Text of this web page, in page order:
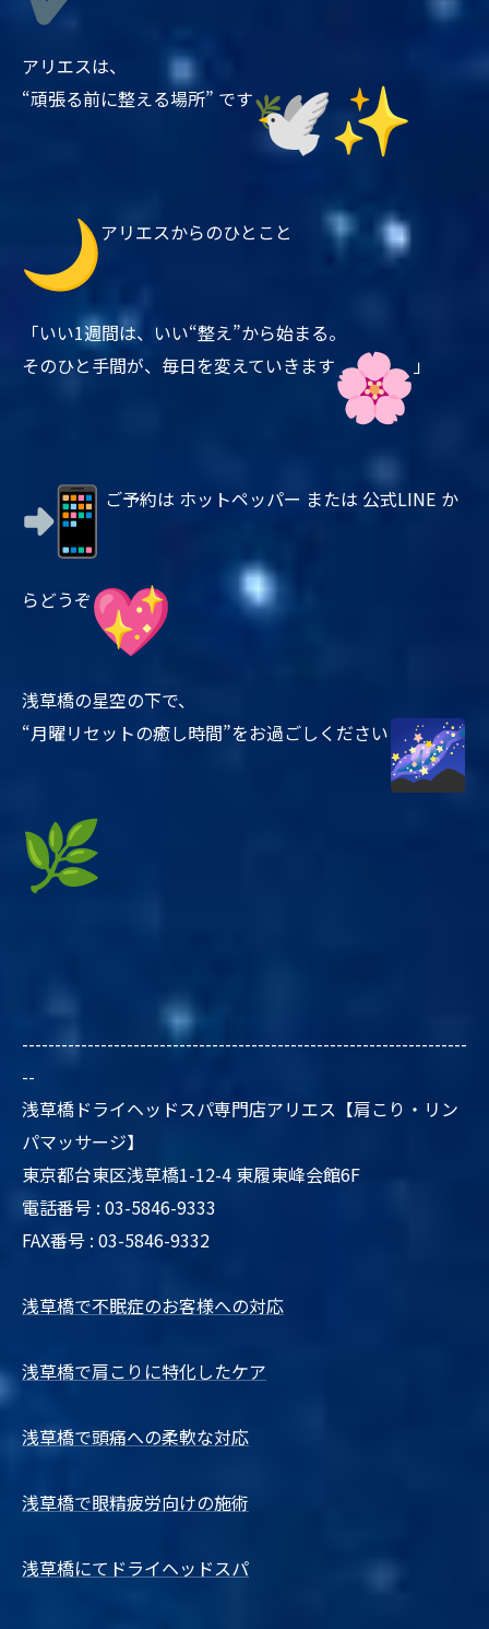
アリエスは、
“頑張る前に整える場所” です
アリエスからのひとこと
「いい1週間は、いい“整え”から始まる。
そのひと手間が、毎日を変えていきます
」
ご予約は ホットペッパー または 公式LINE か
らどうぞ
浅草橋の星空の下で、
“月曜リセットの癒し時間”をお過ごしください
--------------------------------------------------------------------
--
浅草橋ドライヘッドスパ専門店アリエス【肩こり・リン
パマッサージ】
東京都台東区浅草橋1-12-4 東履東峰会館6F
電話番号 : 03-5846-9333
FAX番号 : 03-5846-9332
浅草橋で不眠症のお客様への対応
浅草橋で肩こりに特化したケア
浅草橋で頭痛への柔軟な対応
浅草橋で眼精疲労向けの施術
浅草橋にてドライヘッドスパ